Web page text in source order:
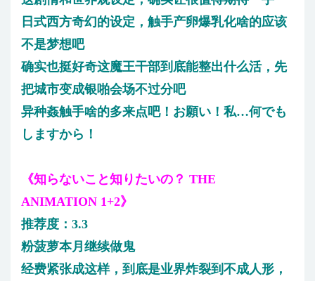
日式西方奇幻的设定，触手产卵爆乳化啥的应该
不是梦想吧
确实也挺好奇这魔王干部到底能整出什么活，先
把城市变成银啪会场不过分吧
异种姦触手啥的多来点吧！お願い！私…何でも
しますから！
《知らないこと知りたいの？ THE
ANIMATION 1+2》
推荐度：3.3
粉菠萝本月继续做鬼
经费紧张成这样，到底是业界炸裂到不成人形，